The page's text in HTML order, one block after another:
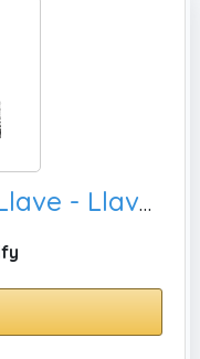
Comfify Soporte de Llave - Llaves - Gancho de Llave montado en la Pared - Gancho de Llave de Hierro Fundido Occidental rústico - Estante de Organizador de Llave Decorativo con 4 Ganchos - Negro Plata